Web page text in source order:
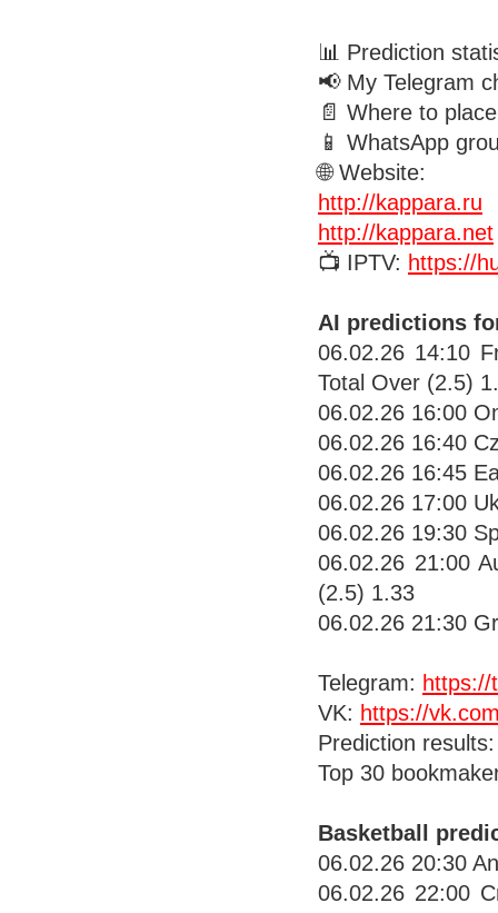
📊 Prediction
📢 My Telegram
📄 Where to
📱 WhatsApp
🌐 Website:
http://kappara.ru
http://kappara.net
📺 IPTV: https://
AI predictions
06.02.26 14:10
Total Over (2.5)
06.02.26 16:00
06.02.26 16:40
06.02.26 16:45
06.02.26 17:00
06.02.26 19:30
06.02.26 21:00
(2.5) 1.33
06.02.26 21:30
Telegram: https://
VK: https://
Prediction
Top 30
Basketball
06.02.26 20:30
06.02.26 22:00